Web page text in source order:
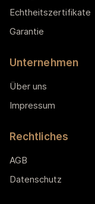
Echtheitszertifikate
Garantie
Unternehmen
Über uns
Impressum
Rechtliches
AGB
Datenschutz